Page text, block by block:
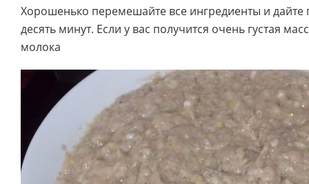
Хорошенько перемешайте все ингредиенты и дайте
десять минут. Если у вас получится очень густая
молока